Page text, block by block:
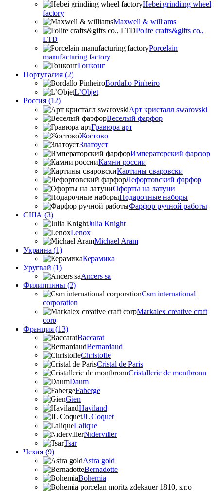
Hebei grindiing wheel
factory
Maxwell & williams
Polite crafts&gifts co.,
LTD
Porcelain
manufacturing factory
Гонконг
Португалия (2)
Bordallo Pinheiro
L’Objet
Россия (12)
Арт кристалл swarovski
Веселый фарфор
Гравюра арт
Жостово
Златоуст
Императорский фарфор
Камни россии
Картины сваровски
Лефортовский фарфор
Офорты на латуни
Подарочные наборы
Фарфор ручной работы
США (3)
Julia Knight
Lenox
Michael Aram
Украина (1)
Керамика
Уругвай (1)
Ancers sa
Филиппины (2)
Csm international
corporation
Markalex creative craft
corp
Франция (13)
Baccarat
Bernardaud
Christofle
Cristal de Paris
Cristallerie de montbronn
Daum
Faberge
Gien
Haviland
JL Coquet
Lalique
Niderviller
Tsar
Чехия (9)
Astra gold
Bernadotte
Bohemia